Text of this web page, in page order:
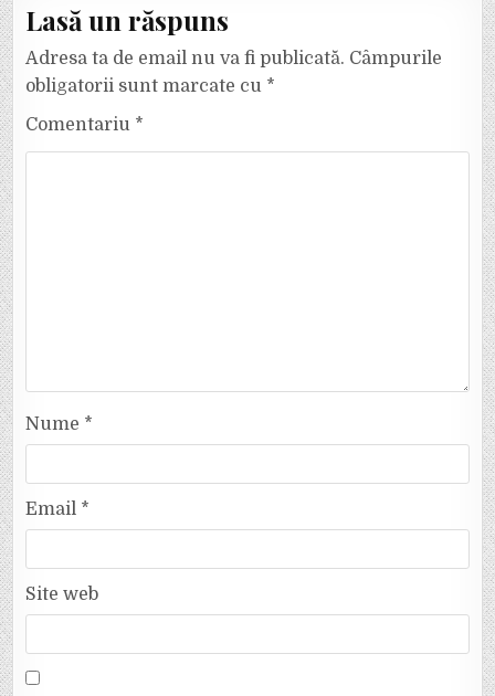
Lasă un răspuns
Adresa ta de email nu va fi publicată. Câmpurile
obligatorii sunt marcate cu *
Comentariu *
Nume *
Email *
Site web